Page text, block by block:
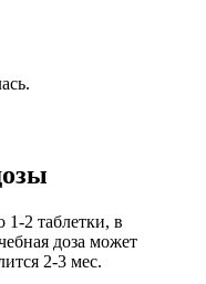
2 таблетки, в
доза может
2-3 мес.